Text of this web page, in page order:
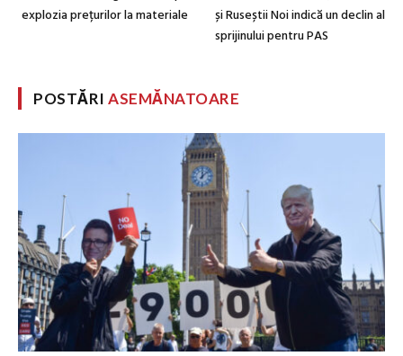
explozia prețurilor la materiale
și Ruseștii Noi indică un declin al
sprijinului pentru PAS
POSTĂRIASEMĂNATOARE